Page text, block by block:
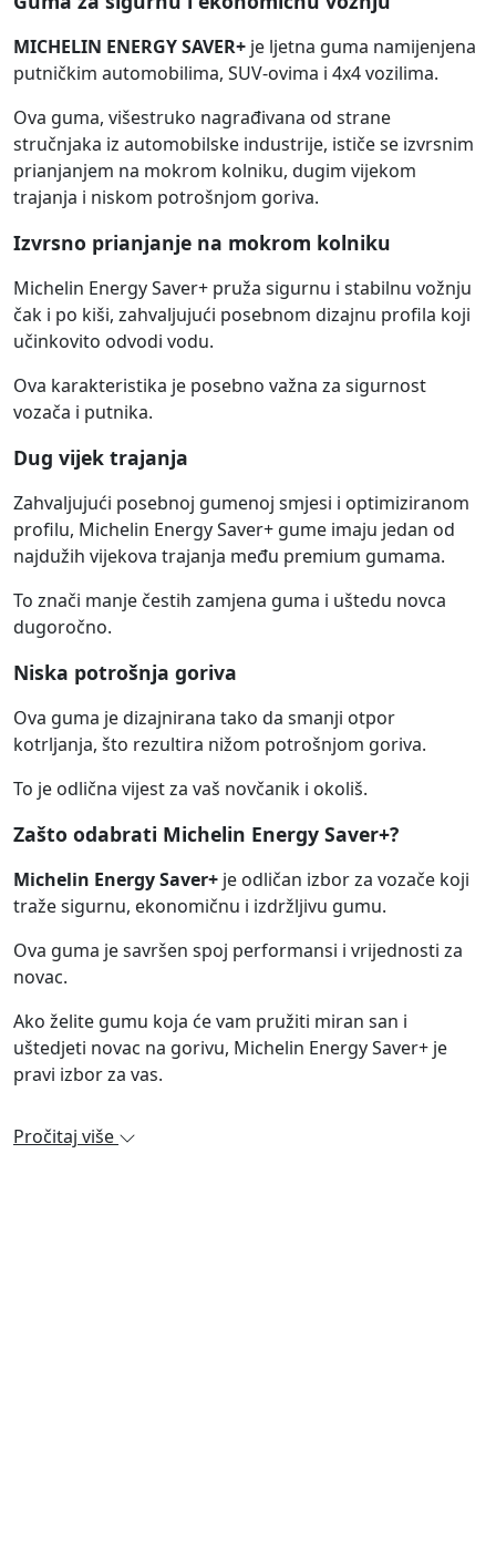
MICHELIN ENERGY SAVER+ je ljetna guma namijenjena
putničkim automobilima, SUV-ovima i 4x4 vozilima.
Ova guma, višestruko nagrađivana od strane
stručnjaka iz automobilske industrije, ističe se izvrsnim
prianjanjem na mokrom kolniku, dugim vijekom
trajanja i niskom potrošnjom goriva.
Izvrsno prianjanje na mokrom kolniku
Michelin Energy Saver+ pruža sigurnu i stabilnu vožnju
čak i po kiši, zahvaljujući posebnom dizajnu profila koji
učinkovito odvodi vodu.
Ova karakteristika je posebno važna za sigurnost
vozača i putnika.
Dug vijek trajanja
Zahvaljujući posebnoj gumenoj smjesi i optimiziranom
profilu, Michelin Energy Saver+ gume imaju jedan od
najdužih vijekova trajanja među premium gumama.
To znači manje čestih zamjena guma i uštedu novca
dugoročno.
Niska potrošnja goriva
Ova guma je dizajnirana tako da smanji otpor
kotrljanja, što rezultira nižom potrošnjom goriva.
To je odlična vijest za vaš novčanik i okoliš.
Zašto odabrati Michelin Energy Saver+?
Michelin Energy Saver+ je odličan izbor za vozače koji
traže sigurnu, ekonomičnu i izdržljivu gumu.
Ova guma je savršen spoj performansi i vrijednosti za
novac.
Ako želite gumu koja će vam pružiti miran san i
uštedjeti novac na gorivu, Michelin Energy Saver+ je
pravi izbor za vas.
Pročitaj više